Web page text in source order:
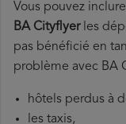
Vous pouvez
BA Cityflyerles
pas bénéficié en
problème avec BA
hôtels perdus à
les taxis,